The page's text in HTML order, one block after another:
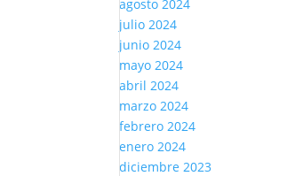
agosto 2024
julio 2024
junio 2024
mayo 2024
abril 2024
marzo 2024
febrero 2024
enero 2024
diciembre 2023